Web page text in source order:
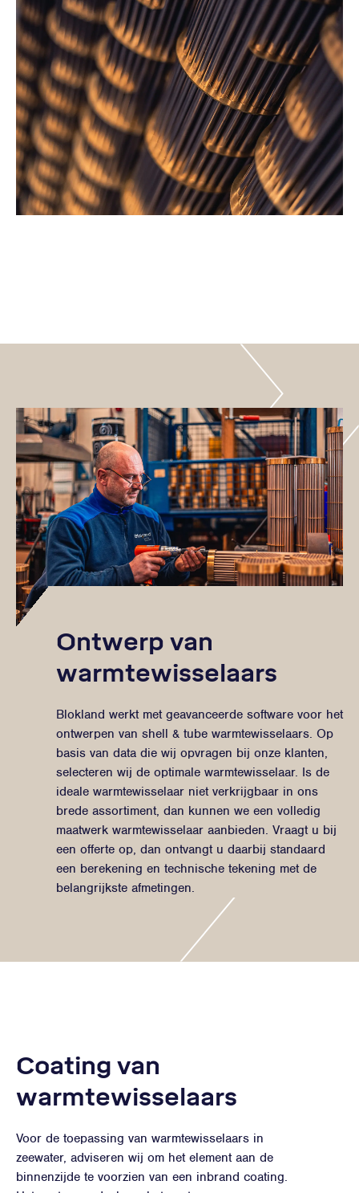
Ontwerp van
warmtewisselaars
Blokland werkt met geavanceerde software voor het
ontwerpen van shell & tube warmtewisselaars. Op
basis van data die wij opvragen bij onze klanten,
selecteren wij de optimale warmtewisselaar. Is de
ideale warmtewisselaar niet verkrijgbaar in ons
brede assortiment, dan kunnen we een volledig
maatwerk warmtewisselaar aanbieden. Vraagt u bij
een offerte op, dan ontvangt u daarbij standaard
een berekening en technische tekening met de
belangrijkste afmetingen.
Coating van
warmtewisselaars
Voor de toepassing van warmtewisselaars in
zeewater, adviseren wij om het element aan de
binnenzijde te voorzien van een inbrand coating.